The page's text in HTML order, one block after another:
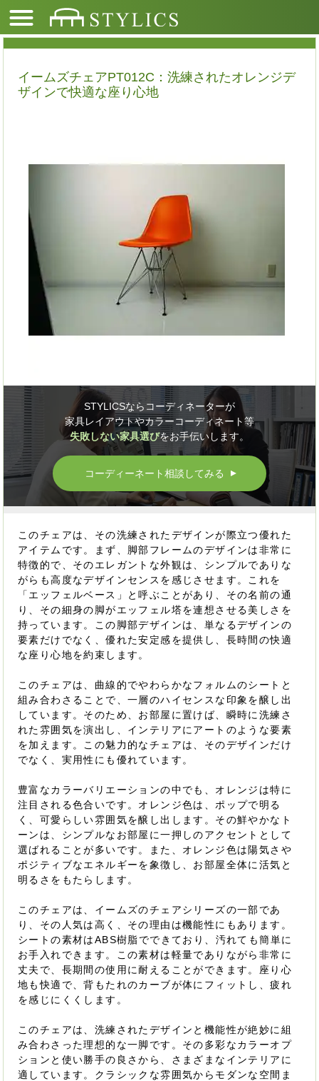
イームズチェアPT012C：洗練されたオレンジデ
ザインで快適な座り心地
STYLICSならコーディネーターが
家具レイアウトやカラーコーディネート等
失敗しない家具選びをお手伝いします。
コーディーネート相談してみる ▲
このチェアは、その洗練されたデザインが際立つ優れた
アイテムです。まず、脚部フレームのデザインは非常に
特徴的で、そのエレガントな外観は、シンプルでありな
がらも高度なデザインセンスを感じさせます。これを
「エッフェルベース」と呼ぶことがあり、その名前の通
り、その細身の脚がエッフェル塔を連想させる美しさを
持っています。この脚部デザインは、単なるデザインの
要素だけでなく、優れた安定感を提供し、長時間の快適
な座り心地を約束します。
このチェアは、曲線的でやわらかなフォルムのシートと
組み合わさることで、一層のハイセンスな印象を醸し出
しています。そのため、お部屋に置けば、瞬時に洗練さ
れた雰囲気を演出し、インテリアにアートのような要素
を加えます。この魅力的なチェアは、そのデザインだけ
でなく、実用性にも優れています。
豊富なカラーバリエーションの中でも、オレンジは特に
注目される色合いです。オレンジ色は、ポップで明る
く、可愛らしい雰囲気を醸し出します。その鮮やかなト
ーンは、シンプルなお部屋に一押しのアクセントとして
選ばれることが多いです。また、オレンジ色は陽気さや
ポジティブなエネルギーを象徴し、お部屋全体に活気と
明るさをもたらします。
このチェアは、イームズのチェアシリーズの一部であ
り、その人気は高く、その理由は機能性にもあります。
シートの素材はABS樹脂でできており、汚れても簡単に
お手入れできます。この素材は軽量でありながら非常に
丈夫で、長期間の使用に耐えることができます。座り心
地も快適で、背もたれのカーブが体にフィットし、疲れ
を感じにくくします。
このチェアは、洗練されたデザインと機能性が絶妙に組
み合わさった理想的な一脚です。その多彩なカラーオプ
ションと使い勝手の良さから、さまざまなインテリアに
適しています。クラシックな雰囲気からモダンな空間ま